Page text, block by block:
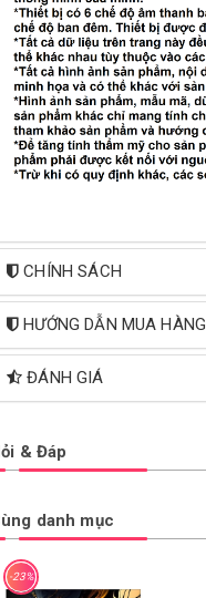
CHÍNH SÁCH
HƯỚNG DẪN MUA HÀNG
ĐÁNH GIÁ
& Đáp
danh mục
-23%